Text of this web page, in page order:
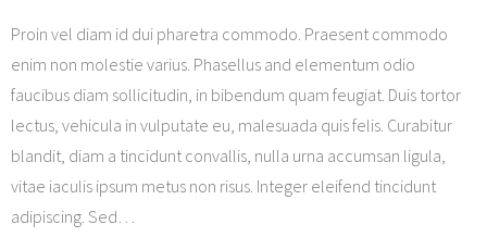
Proin vel diam id dui pharetra commodo. Praesent commodo
enim non molestie varius. Phasellus and elementum odio
faucibus diam sollicitudin, in bibendum quam feugiat. Duis tortor
lectus, vehicula in vulputate eu, malesuada quis felis. Curabitur
blandit, diam a tincidunt convallis, nulla urna accumsan ligula,
vitae iaculis ipsum metus non risus. Integer eleifend tincidunt
adipiscing. Sed